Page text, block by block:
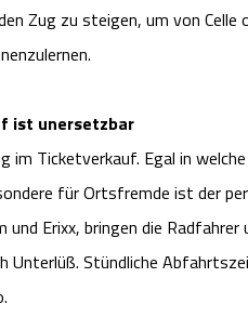
Zug zu steigen, um von Celle
ist unersetzbar
Ticketverkauf. Egal in
für Ortsfremde ist der
Erixx, bringen die Radfahrer
Unterlüß. Stündliche